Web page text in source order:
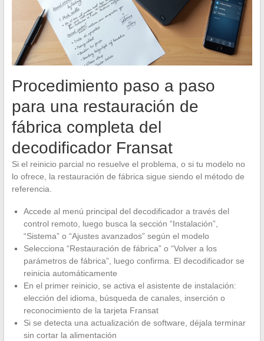
Procedimiento paso a paso
para una restauración de
fábrica completa del
decodificador Fransat
Si el reinicio parcial no resuelve el problema, o si tu modelo no
lo ofrece, la restauración de fábrica sigue siendo el método de
referencia.
Accede al menú principal del decodificador a través del
control remoto, luego busca la sección “Instalación”,
“Sistema” o “Ajustes avanzados” según el modelo
Selecciona “Restauración de fábrica” o “Volver a los
parámetros de fábrica”, luego confirma. El decodificador se
reinicia automáticamente
En el primer reinicio, se activa el asistente de instalación:
elección del idioma, búsqueda de canales, inserción o
reconocimiento de la tarjeta Fransat
Si se detecta una actualización de software, déjala terminar
sin cortar la alimentación